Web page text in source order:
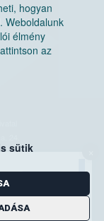
hogyan
Weboldalunk
élmény
az
sütik